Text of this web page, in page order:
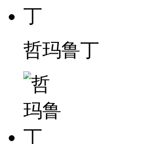
哲玛鲁丁